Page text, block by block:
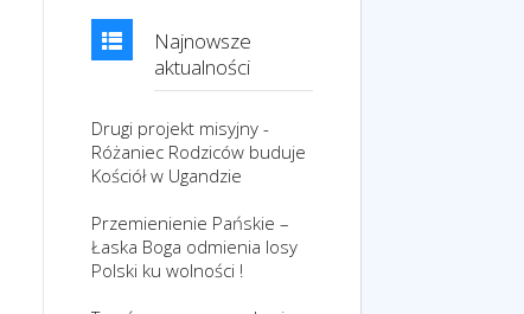
Najnowsze
aktualności
Drugi projekt misyjny -
Różaniec Rodziców buduje
Kościół w Ugandzie
Przemienienie Pańskie –
Łaska Boga odmienia losy
Polski ku wolności !